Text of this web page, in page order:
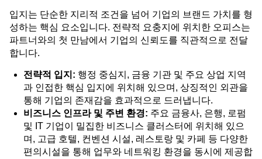
입지는 단순한 지리적 조건을 넘어 기업의 브랜드 가치를 형
성하는 핵심 요소입니다. 전략적 요충지에 위치한 오피스는
파트너와의 첫 만남에서 기업의 신뢰도를 직관적으로 전달
합니다.
전략적 입지: 행정 중심지, 금융 기관 및 주요 상업 지역
과 인접한 핵심 입지에 위치해 있으며, 상징적인 외관을
통해 기업의 존재감을 효과적으로 드러냅니다.
비즈니스 인프라 및 주변 환경: 주요 금융사, 은행, 로펌
및 IT 기업이 밀집한 비즈니스 클러스터에 위치해 있으
며, 고급 호텔, 컨벤션 시설, 레스토랑 및 카페 등 다양한
편의시설을 통해 업무와 네트워킹 환경을 동시에 제공합